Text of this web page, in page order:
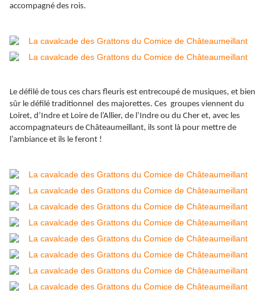
accompagné des rois.
Le défilé de tous ces chars fleuris est entrecoupé de musiques, et bien
sûr le défilé traditionnel des majorettes. Ces groupes viennent du
Loiret, d’Indre et Loire de l’Allier, de l’Indre ou du Cher et, avec les
accompagnateurs de Châteaumeillant, ils sont là pour mettre de
l’ambiance et ils le feront !